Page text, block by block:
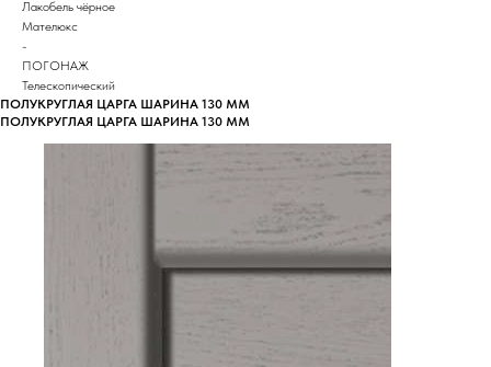
Лакобель чёрное
Мателюкс
-
ПОГОНАЖ
Телескопический
ПОЛУКРУГЛАЯ ЦАРГА ШАРИНА 130 ММ
ПОЛУКРУГЛАЯ ЦАРГА ШАРИНА 130 ММ